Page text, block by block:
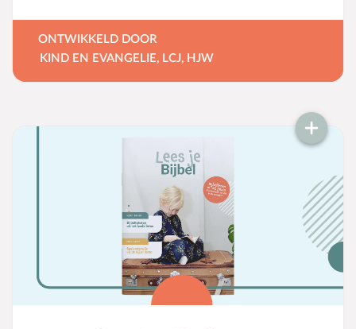
Vaak is dit een beeld van overvloed en
vrede voor iedereen die in Hem gelooft!
Elke dag bevat naast de bijbeluitleg en
liedsuggestie ook vragen voor kinderen,
gebedspunten en doe opdrachten. Op
www.dankdagkalender.nl staat veel
achtergrondinformatie bij de kalender. De
kalender is ontwikkeld in samenwerking met
ONTWIKKELD DOOR
KIND EN EVANGELIE, LCJ, HJW